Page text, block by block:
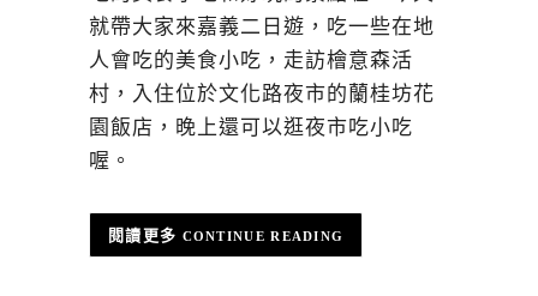
就帶大家來嘉義二日遊，吃一些在地
人會吃的美食小吃，走訪檜意森活
村，入住位於文化路夜市的蘭桂坊花
園飯店，晚上還可以逛夜市吃小吃
喔。
CONTINUE READING